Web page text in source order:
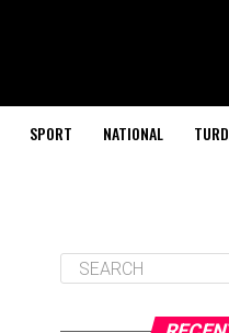
SPORT NATIONAL